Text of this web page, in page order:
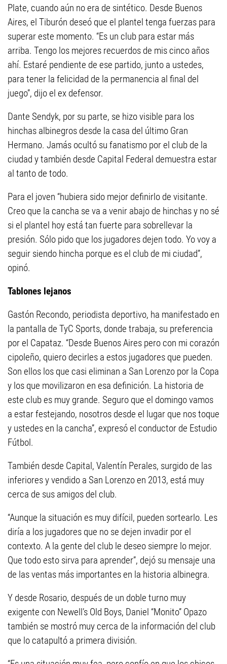
Plate, cuando aún no era de sintético. Desde Buenos
Aires, el Tiburón deseó que el plantel tenga fuerzas para
superar este momento. “Es un club para estar más
arriba. Tengo los mejores recuerdos de mis cinco años
ahí. Estaré pendiente de ese partido, junto a ustedes,
para tener la felicidad de la permanencia al final del
juego”, dijo el ex defensor.
Dante Sendyk, por su parte, se hizo visible para los
hinchas albinegros desde la casa del último Gran
Hermano. Jamás ocultó su fanatismo por el club de la
ciudad y también desde Capital Federal demuestra estar
al tanto de todo.
Para el joven “hubiera sido mejor definirlo de visitante.
Creo que la cancha se va a venir abajo de hinchas y no sé
si el plantel hoy está tan fuerte para sobrellevar la
presión. Sólo pido que los jugadores dejen todo. Yo voy a
seguir siendo hincha porque es el club de mi ciudad”,
opinó.
Tablones lejanos
Gastón Recondo, periodista deportivo, ha manifestado en
la pantalla de TyC Sports, donde trabaja, su preferencia
por el Capataz. “Desde Buenos Aires pero con mi corazón
cipoleño, quiero decirles a estos jugadores que pueden.
Son ellos los que casi eliminan a San Lorenzo por la Copa
y los que movilizaron en esa definición. La historia de
este club es muy grande. Seguro que el domingo vamos
a estar festejando, nosotros desde el lugar que nos toque
y ustedes en la cancha”, expresó el conductor de Estudio
Fútbol.
También desde Capital, Valentín Perales, surgido de las
inferiores y vendido a San Lorenzo en 2013, está muy
cerca de sus amigos del club.
“Aunque la situación es muy difícil, pueden sortearlo. Les
diría a los jugadores que no se dejen invadir por el
contexto. A la gente del club le deseo siempre lo mejor.
Que todo esto sirva para aprender”, dejó su mensaje una
de las ventas más importantes en la historia albinegra.
Y desde Rosario, después de un doble turno muy
exigente con Newell’s Old Boys, Daniel “Monito” Opazo
también se mostró muy cerca de la información del club
que lo catapultó a primera división.